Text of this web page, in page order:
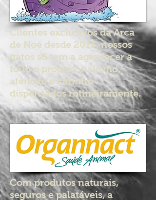
Clientes exclusivos da Arca
de Noé desde 2013, nossos
gatos só tem a agradecer a
todo o profissionalismo,
atenção e carinho
dispensados rotineiramente.
Com produtos naturais,
seguros e palatáveis, a